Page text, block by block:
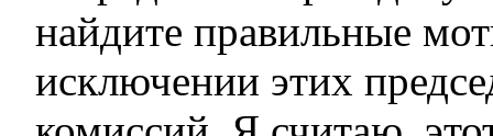
найдите правильные
исключении этих